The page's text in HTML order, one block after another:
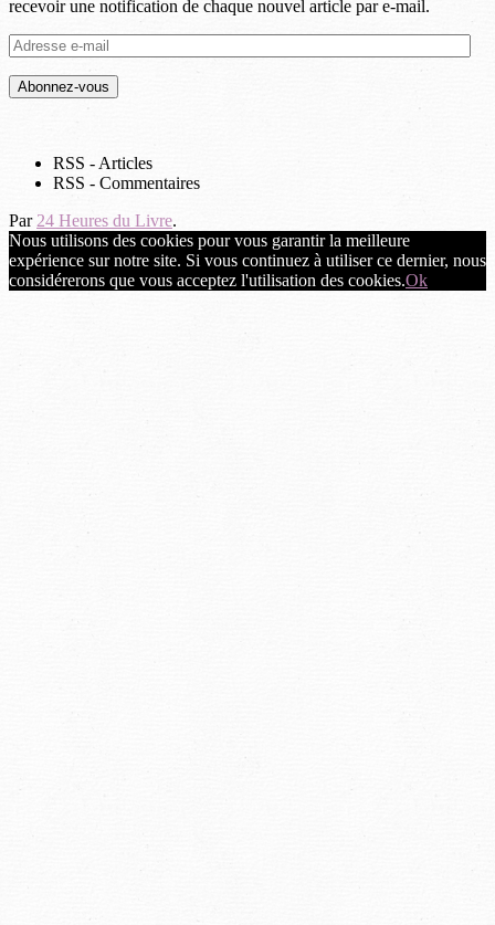
recevoir une notification de chaque nouvel article par e-mail.
Adresse
e-
mail
RSS - Articles
RSS - Commentaires
Par 24 Heures du Livre.
Nous utilisons des cookies pour vous garantir la meilleure
expérience sur notre site. Si vous continuez à utiliser ce dernier, nous
considérerons que vous acceptez l'utilisation des cookies.Ok